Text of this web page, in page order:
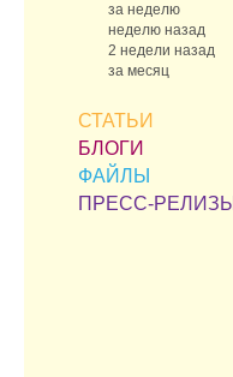
за неделю
неделю назад
2 недели назад
за месяц
СТАТЬИ
БЛОГИ
ФАЙЛЫ
ПРЕСС-РЕЛИЗЫ